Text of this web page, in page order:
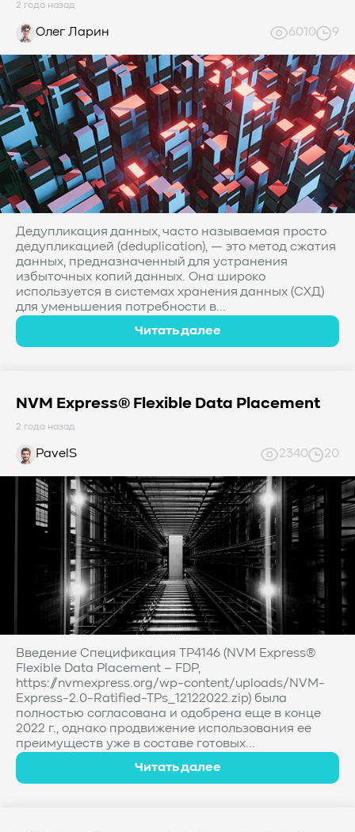
2 года назад
Олег Ларин 6010 9
Дедупликация данных, часто называемая просто
дедупликацией (deduplication), — это метод сжатия
данных, предназначенный для устранения
избыточных копий данных. Она широко
используется в системах хранения данных (СХД)
для уменьшения потребности в...
Читать далее
NVM Express® Flexible Data Placement
2 года назад
PavelS 2340 20
Введение Спецификация TP4146 (NVM Express®
Flexible Data Placement – FDP,
https://nvmexpress.org/wp-content/uploads/NVM-
Express-2.0-Ratified-TPs_12122022.zip) была
полностью согласована и одобрена еще в конце
2022 г., однако продвижение использования ее
преимуществ уже в составе готовых...
Читать далее